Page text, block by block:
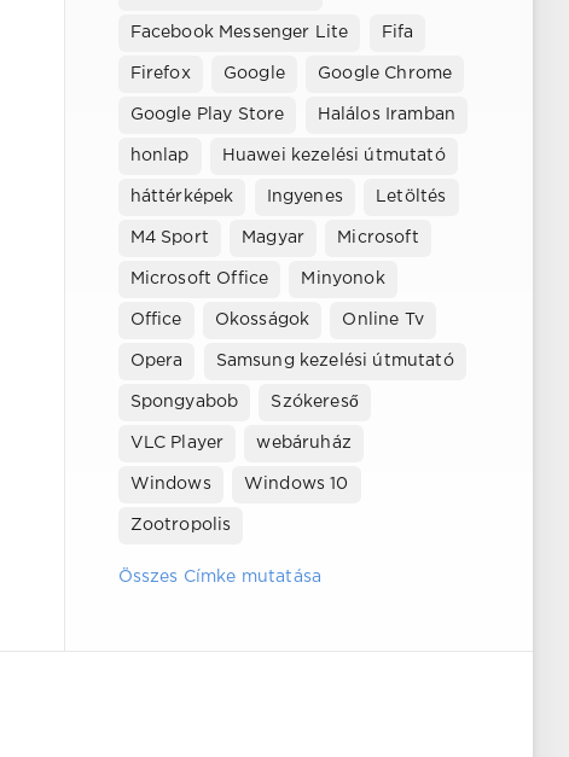
Facebook Messenger Lite Fifa
Firefox Google Google Chrome
Google Play Store Halálos Iramban
honlap Huawei kezelési útmutató
háttérképek Ingyenes Letöltés
M4 Sport Magyar Microsoft
Microsoft Office Minyonok
Office Okosságok Online Tv
Opera Samsung kezelési útmutató
Spongyabob Szókereső
VLC Player webáruház
Windows Windows 10
Zootropolis
Összes Címke mutatása